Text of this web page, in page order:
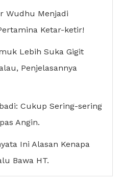
Wudhu Menjadi
Ketar-ketir!
Lebih Suka Gigit
Penjelasannya
Cukup Sering-sering
Angin.
Ini Alasan Kenapa
Bawa HT.